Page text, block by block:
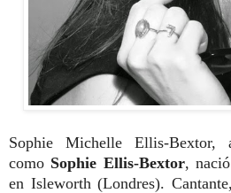
Sophie Michelle Ellis-Bextor,
como Sophie Ellis-Bextor,
en Isleworth (Londres).